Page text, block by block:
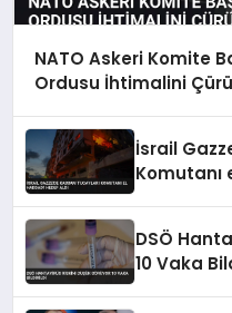
NATO Askeri Komite
Ordusu İhtimalini
İsrail
Komutanı
DSÖ
10 Vaka